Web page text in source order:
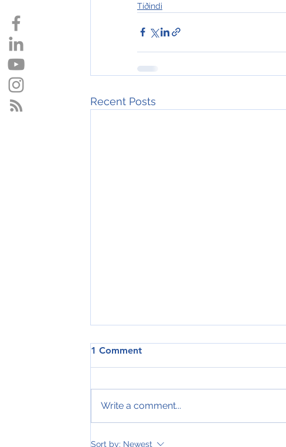
Tíðindi
Recent Posts
1 Comment
Write a comment...
Sort by: Newest